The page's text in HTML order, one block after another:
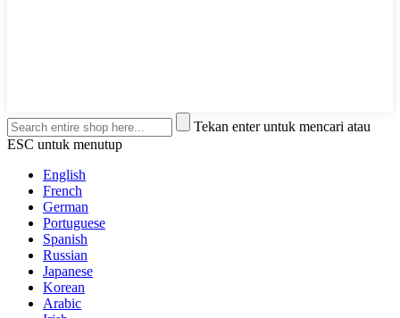
Tekan enter untuk mencari atau
ESC untuk menutup
English
French
German
Portuguese
Spanish
Russian
Japanese
Korean
Arabic